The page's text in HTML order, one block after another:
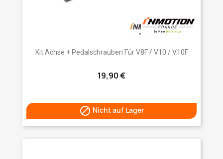
Kit Achse + Pedalschrauben Für V8F / V10 / V10F
19,90 €
 Nicht auf Lager